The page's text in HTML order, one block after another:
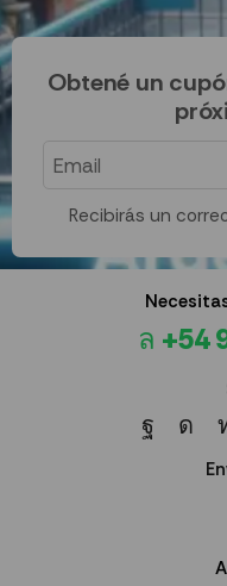
Obtené un
Recibirás un
+54